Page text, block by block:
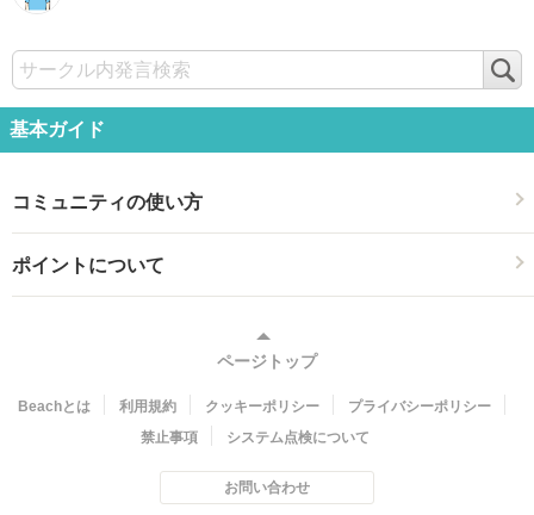
基本ガイド
コミュニティの使い方
ポイントについて
ページトップ
Beachとは 利用規約 クッキーポリシー
プライバシーポリシー
禁止事項
システム点検について
お問い合わせ